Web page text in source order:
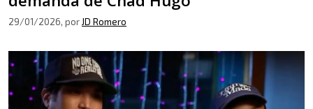
29/01/2026, por JD Romero